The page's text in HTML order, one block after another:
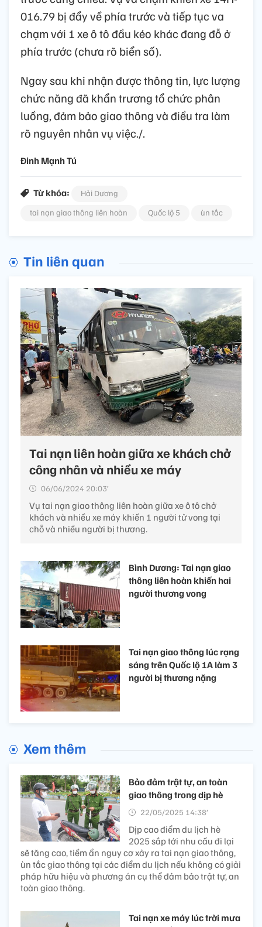
016.79 bị đẩy về phía trước và tiếp tục va
chạm với 1 xe ô tô đầu kéo khác đang đỗ ở
phía trước (chưa rõ biển số).
Ngay sau khi nhận được thông tin, lực lượng
chức năng đã khẩn trương tổ chức phân
luồng, đảm bảo giao thông và điều tra làm
rõ nguyên nhân vụ việc./.
Đinh Mạnh Tú
Từ khóa:
Hải Dương
tai nạn giao thông liên hoàn
Quốc lộ 5 ùn tắc
Tin liên quan
Tai nạn liên hoàn giữa xe khách chở
công nhân và nhiều xe máy
06/06/2024 20:03’
Vụ tai nạn giao thông liên hoàn giữa xe ô tô chở
khách và nhiều xe máy khiến 1 người tử vong tại
chỗ và nhiều người bị thương.
Bình Dương: Tai nạn giao
thông liên hoàn khiến hai
người thương vong
Tai nạn giao thông lúc rạng
sáng trên Quốc lộ 1A làm 3
người bị thương nặng
Xem thêm
Bảo đảm trật tự, an toàn
giao thông trong dịp hè
22/05/2025 14:38’
Dịp cao điểm du lịch hè
2025 sắp tới nhu cầu đi lại
sẽ tăng cao, tiềm ẩn nguy cơ xảy ra tai nạn giao thông,
ùn tắc giao thông tại các điểm du lịch nếu không có giải
pháp hữu hiệu và phương án cụ thể đảm bảo trật tự, an
toàn giao thông.
Tai nạn xe máy lúc trời mưa